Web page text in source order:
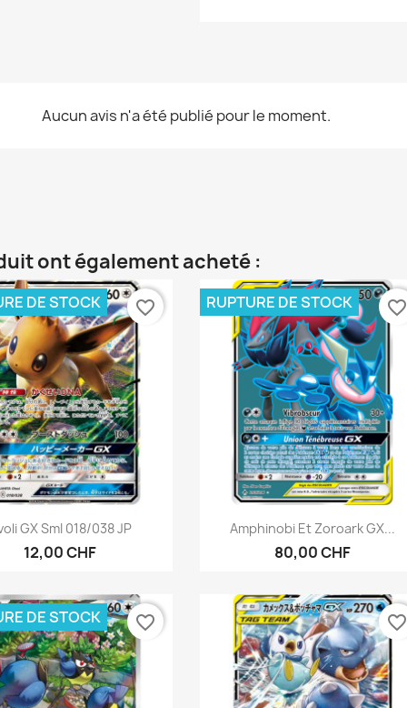
Aucun avis n'a été publié pour le moment.
ont également acheté :
Aperçu rapide
GX SmI 018/038 JP
12,00 CHF
DE STOCK favorite_border
Aperçu rapide
Amphinobi Et Zoroark GX...
80,00 CHF
RUPTURE DE STOCK favorite_border
DE STOCK favorite_border favorite_border